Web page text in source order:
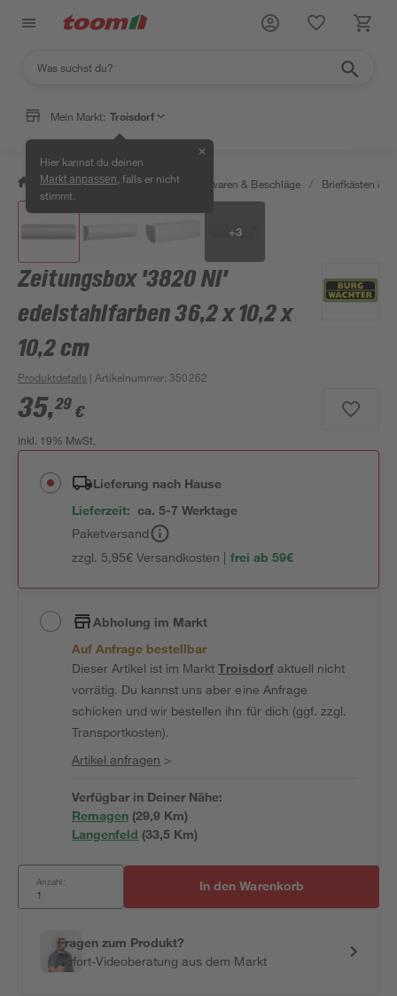
Mein Markt: Troisdorf
Hier kannst du deinen
Markt anpassen , falls er nicht
stimmt.
✕
/ Werkstatt & Maschinen / Eisenwaren & Beschläge / Briefkästen &
+3
Zeitungsbox '3820 NI'
edelstahlfarben 36,2 x 10,2 x
10,2 cm
Produktdetails | Artikelnummer:350262
35,29 €
inkl. 19% MwSt.
Lieferung nach Hause
Lieferzeit: ca. 5-7 Werktage
Paketversand
zzgl. 5,95€ Versandkosten | frei ab 59€
Abholung im Markt
Auf Anfrage bestellbar
Dieser Artikel ist im MarktTroisdorfaktuell nicht
vorrätig. Du kannst uns aber eine Anfrage
schicken und wir bestellen ihn für dich (ggf. zzgl.
Transportkosten).
Artikel anfragen >
Verfügbar in Deiner Nähe:
Remagen (29,9 Km)
Langenfeld (33,5 Km)
Anzahl: In den Warenkorb
Fragen zum Produkt?
Sofort-Videoberatung aus dem Markt